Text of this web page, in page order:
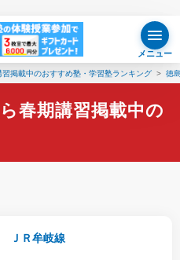
メニュー
習掲載中のおすすめ塾・学習塾ランキング 徳
春期講習掲載中の
ＪＲ牟岐線